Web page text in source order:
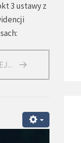
3 ustawy z